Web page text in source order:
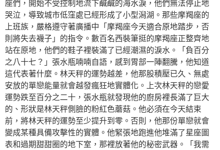
座們，開始不受控制地流下鹹鹹的海水淚，他們無法停止地
哭泣，導致城市低窪處已經形成了小型潟湖。那些摩羯座的
上班族，嚴格遵守著廣播中「摩羯座今天適合原地踏步，否
則將失去襪子」的指令。數百名西裝筆挺的摩羯座正整齊地
站在原地，他們的鞋子裡裝滿了已經潮濕的淚水。「負百分
之八十七？」張水瓶喃喃自語，感到胃部一陣翻騰，他知道
這代表著什麼。林天秤的運勢越差，他那股積壓已久、無處
安放的單戀能量就會越發瘋狂地實體化。上次林天秤的戀愛
運勢跌至百分之二十，張水瓶就發現他的廚房裡長滿了巨大
的、形狀是林天秤側臉的粉紅色蘑菇。他必須在今天結束
前，將林天秤的運勢至少提升到零。否則，他那份單戀就會
變成某種具備攻擊性的實體。他緊張地跑進他堆滿了星座圖
表和過期甜甜圈的地下室，那裡放著他的秘密武器。「我需